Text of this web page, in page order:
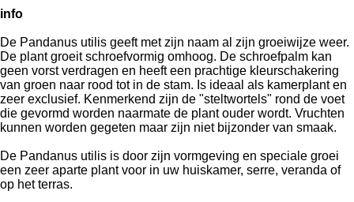
info
De Pandanus utilis geeft met zijn naam al zijn groeiwijze weer.
De plant groeit schroefvormig omhoog. De schroefpalm kan
geen vorst verdragen en heeft een prachtige kleurschakering
van groen naar rood tot in de stam. Is ideaal als kamerplant en
zeer exclusief. Kenmerkend zijn de "steltwortels" rond de voet
die gevormd worden naarmate de plant ouder wordt. Vruchten
kunnen worden gegeten maar zijn niet bijzonder van smaak.
De Pandanus utilis is door zijn vormgeving en speciale groei
een zeer aparte plant voor in uw huiskamer, serre, veranda of
op het terras.